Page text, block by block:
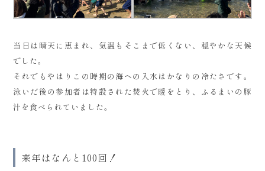
当日は晴天に恵まれ、気温もそこまで低くない、穏やかな天候
でした。
それでもやはりこの時期の海への入水はかなりの冷たさです。
泳いだ後の参加者は特設された焚火で暖をとり、ふるまいの豚
汁を食べられていました。
来年はなんと100回！